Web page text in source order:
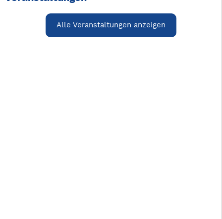
Alle Veranstaltungen anzeigen